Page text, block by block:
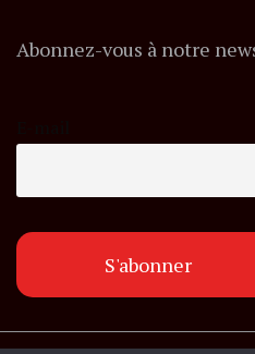
Abonnez-vous à notre